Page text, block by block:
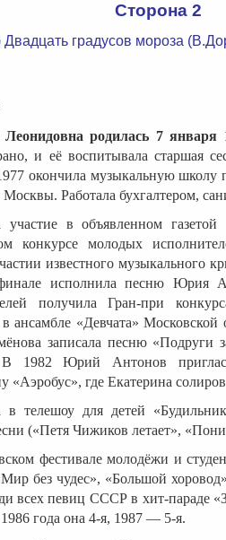
Сторона 2
Двадцать градусов мороза
родилась 7 января
и её воспитывала старшая
окончила музыкальную школу
Работала бухгалтером,
в объявленном
конкурсе молодых
известного музыкального
исполнила песню Юрия
получила Гран-при
в ансамбле «Девчата»
записала песню «Подруги
1982 Юрий Антонов
«Аэробус», где Екатерина
в телешоу для детей
(«Петя Чижиков летает»,
фестивале молодёжи и
без чудес», «Большой
всех певиц СССР в хит-параде
года она 4-я, 1987 — 5-я.